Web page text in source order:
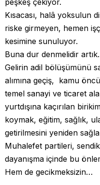
peşkeş çekiyor.
Kısacası, halâ yoksulun
riske girmeyen, hemen
kesimine sunuluyor.
Buna dur denmelidir artık.
Gelirin adil bölüşümünü
alımına geçiş, kamu
temel sanayi ve ticaret
yurtdışına kaçırılan
koymak, eğitim, sağlık,
getirilmesini yeniden
Muhalefet partileri,
dayanışma içinde bu
Hem de gecikmeksizin…